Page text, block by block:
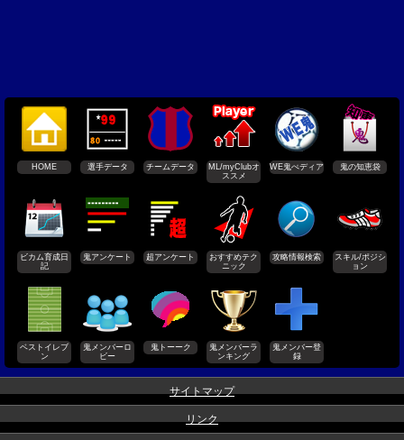
HOME 選手データ チームデータ
ML/myClubオ
ススメ
WE鬼ぺディア 鬼の知恵袋
ビカム育成日
記
鬼アンケート 超アンケート
おすすめテク
ニック
攻略情報検索
スキル/ポジシ
ョン
ベストイレブ
ン
鬼メンバーロ
ビー
鬼トーーク
鬼メンバーラ
ンキング
鬼メンバー登
録
サイトマップ
リンク